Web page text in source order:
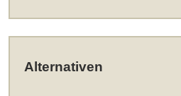
Alternativen